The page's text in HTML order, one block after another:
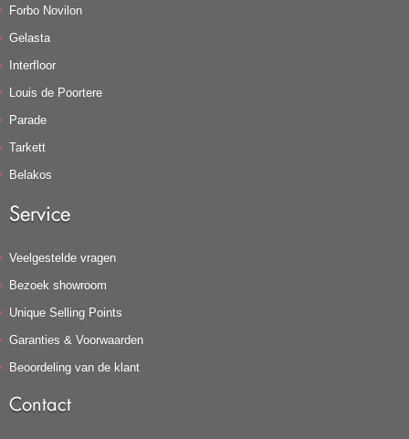
Forbo Novilon
Gelasta
Interfloor
Louis de Poortere
Parade
Tarkett
Belakos
Service
Veelgestelde vragen
Bezoek showroom
Unique Selling Points
Garanties & Voorwaarden
Beoordeling van de klant
Contact